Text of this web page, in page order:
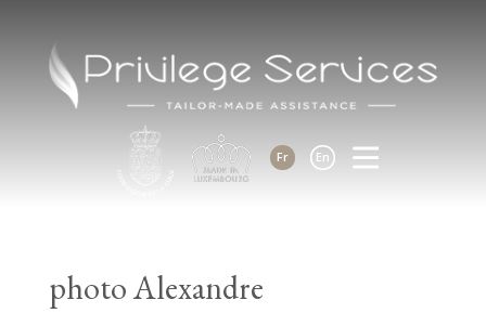
Fr En
photo Alexandre